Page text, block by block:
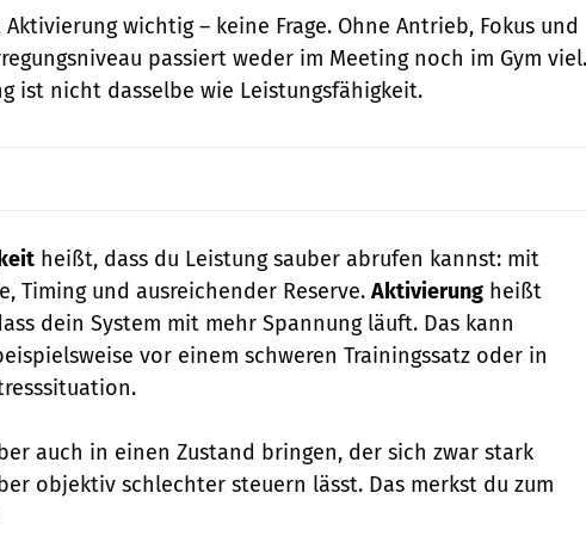
Aktivierung wichtig – keine Frage. Ohne Antrieb, Fokus und
passiert weder im Meeting noch im Gym viel.
ist nicht dasselbe wie Leistungsfähigkeit.
heißt, dass du Leistung sauber abrufen kannst: mit
Timing und ausreichender Reserve.Aktivierung heißt
dein System mit mehr Spannung läuft. Das kann
vor einem schweren Trainingssatz oder in
auch in einen Zustand bringen, der sich zwar stark
objektiv schlechter steuern lässt. Das merkst du zum